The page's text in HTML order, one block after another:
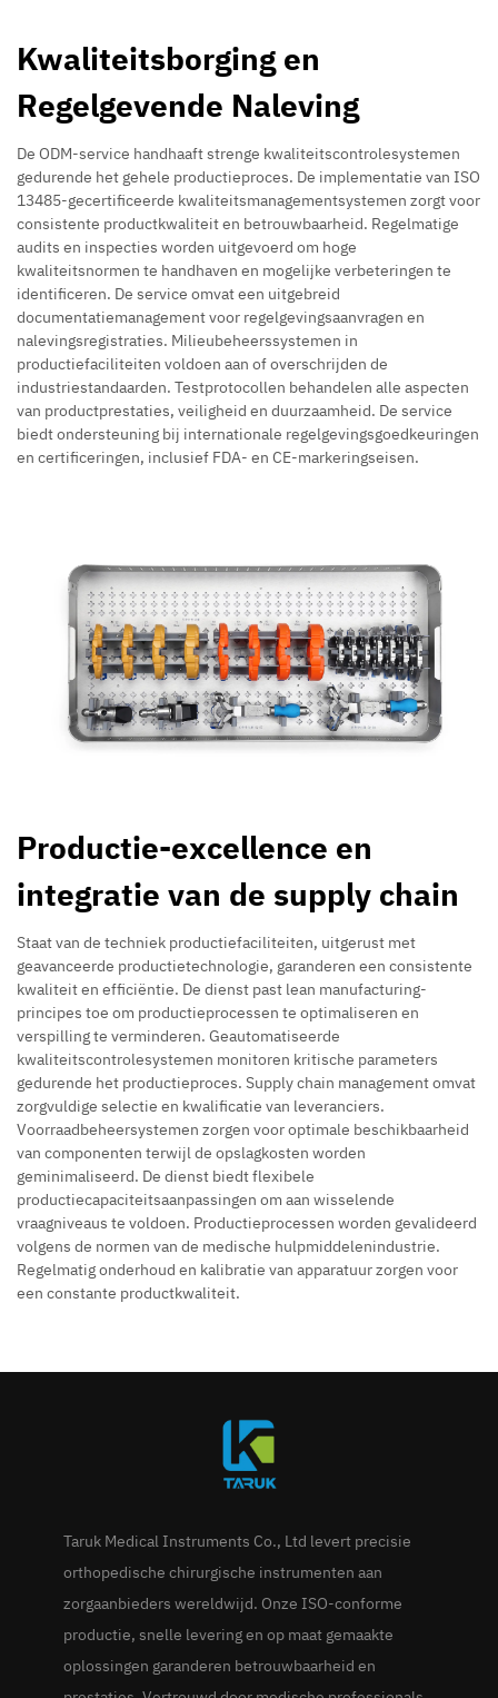
Kwaliteitsborging en
Regelgevende Naleving
De ODM-service handhaaft strenge kwaliteitscontrolesystemen
gedurende het gehele productieproces. De implementatie van ISO
13485-gecertificeerde kwaliteitsmanagementsystemen zorgt voor
consistente productkwaliteit en betrouwbaarheid. Regelmatige
audits en inspecties worden uitgevoerd om hoge
kwaliteitsnormen te handhaven en mogelijke verbeteringen te
identificeren. De service omvat een uitgebreid
documentatiemanagement voor regelgevingsaanvragen en
nalevingsregistraties. Milieubeheerssystemen in
productiefaciliteiten voldoen aan of overschrijden de
industriestandaarden. Testprotocollen behandelen alle aspecten
van productprestaties, veiligheid en duurzaamheid. De service
biedt ondersteuning bij internationale regelgevingsgoedkeuringen
en certificeringen, inclusief FDA- en CE-markeringseisen.
Productie-excellence en
integratie van de supply chain
Staat van de techniek productiefaciliteiten, uitgerust met
geavanceerde productietechnologie, garanderen een consistente
kwaliteit en efficiëntie. De dienst past lean manufacturing-
principes toe om productieprocessen te optimaliseren en
verspilling te verminderen. Geautomatiseerde
kwaliteitscontrolesystemen monitoren kritische parameters
gedurende het productieproces. Supply chain management omvat
zorgvuldige selectie en kwalificatie van leveranciers.
Voorraadbeheersystemen zorgen voor optimale beschikbaarheid
van componenten terwijl de opslagkosten worden
geminimaliseerd. De dienst biedt flexibele
productiecapaciteitsaanpassingen om aan wisselende
vraagniveaus te voldoen. Productieprocessen worden gevalideerd
volgens de normen van de medische hulpmiddelenindustrie.
Regelmatig onderhoud en kalibratie van apparatuur zorgen voor
een constante productkwaliteit.
Taruk Medical Instruments Co., Ltd levert precisie
orthopedische chirurgische instrumenten aan
zorgaanbieders wereldwijd. Onze ISO-conforme
productie, snelle levering en op maat gemaakte
oplossingen garanderen betrouwbaarheid en